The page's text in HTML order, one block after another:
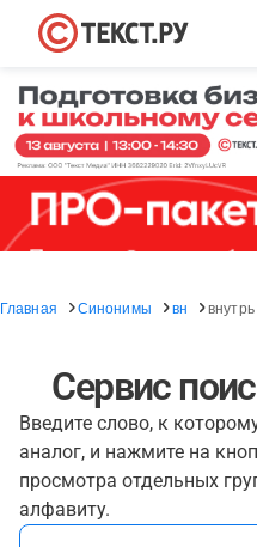
Главная Синонимы вн внутрь
Сервис
Введите слово, к
аналог, и нажмите на
просмотра отдельных
алфавиту.